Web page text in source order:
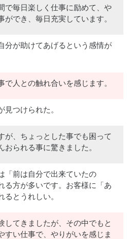
で毎日楽しく仕事に励めて、や
ができ、毎日充実しています。
分が助けてあげるという感情が
で人との触れ合いを感じます。
見つけられた。
が、ちょっとした事でも困って
おられる事に驚きました。
「前は自分で出来ていたの
る方が多いです。お客様に「あ
るとうれしい。
してきましたが、その中でもと
すい仕事で、やりがいを感じま